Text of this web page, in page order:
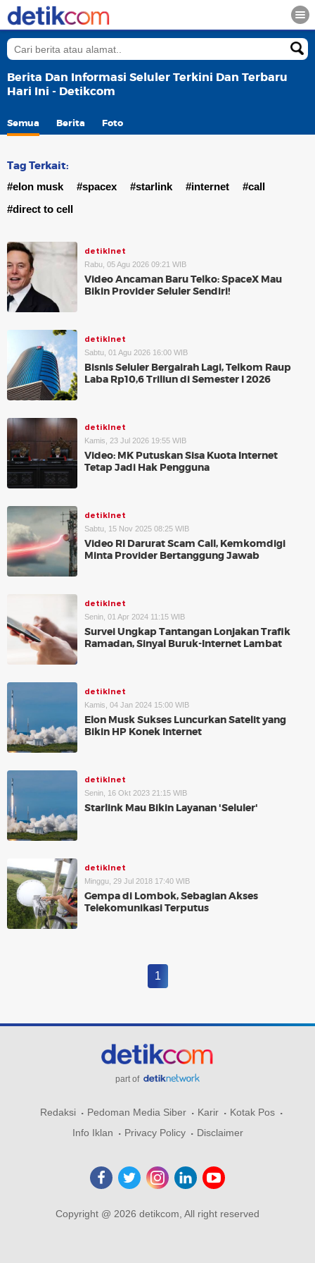
Berita Dan Informasi Seluler Terkini Dan Terbaru
Hari Ini - Detikcom
Semua Berita Foto
Tag Terkait:
#elon musk #spacex #starlink #internet
#call
#direct to cell
detikInet
Rabu, 05 Agu 2026 09:21 WIB
Video Ancaman Baru Telko: SpaceX Mau
Bikin Provider Seluler Sendiri!
detikInet
Sabtu, 01 Agu 2026 16:00 WIB
Bisnis Seluler Bergairah Lagi, Telkom Raup
Laba Rp10,6 Triliun di Semester I 2026
detikInet
Kamis, 23 Jul 2026 19:55 WIB
Video: MK Putuskan Sisa Kuota Internet
Tetap Jadi Hak Pengguna
detikInet
Sabtu, 15 Nov 2025 08:25 WIB
Video RI Darurat Scam Call, Kemkomdigi
Minta Provider Bertanggung Jawab
detikInet
Senin, 01 Apr 2024 11:15 WIB
Survei Ungkap Tantangan Lonjakan Trafik
Ramadan, Sinyal Buruk-Internet Lambat
detikInet
Kamis, 04 Jan 2024 15:00 WIB
Elon Musk Sukses Luncurkan Satelit yang
Bikin HP Konek Internet
detikInet
Senin, 16 Okt 2023 21:15 WIB
Starlink Mau Bikin Layanan 'Seluler'
detikInet
Minggu, 29 Jul 2018 17:40 WIB
Gempa di Lombok, Sebagian Akses
Telekomunikasi Terputus
1
part of
Redaksi Pedoman Media Siber Karir
Kotak Pos
Info Iklan
Privacy Policy Disclaimer
Copyright @ 2026 detikcom, All right reserved